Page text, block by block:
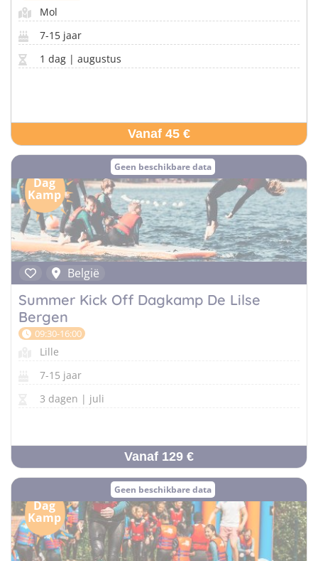
Mol
7-15 jaar
1 dag | augustus
Vanaf 45 €
Geen beschikbare data
Dag
Kamp
België
Summer Kick Off Dagkamp De Lilse
Bergen
09:30-16:00
Lille
7-15 jaar
3 dagen | juli
Vanaf 129 €
Geen beschikbare data
Dag
Kamp